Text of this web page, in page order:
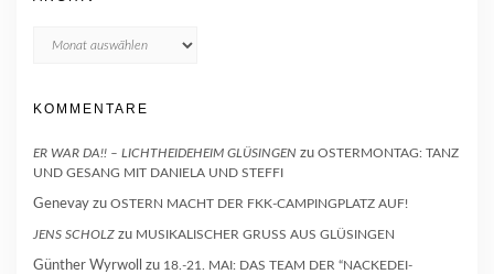
KOMMENTARE
ER WAR DA!! – LICHTHEIDEHEIM GLÜSINGEN zu OSTERMONTAG: TANZ
UND GESANG MIT DANIELA UND STEFFI
Genevay zu OSTERN MACHT DER FKK-CAMPINGPLATZ AUF!
JENS SCHOLZ zu MUSIKALISCHER GRUSS AUS GLÜSINGEN
Günther Wyrwoll zu 18.-21. MAI: DAS TEAM DER “NACKEDEI-